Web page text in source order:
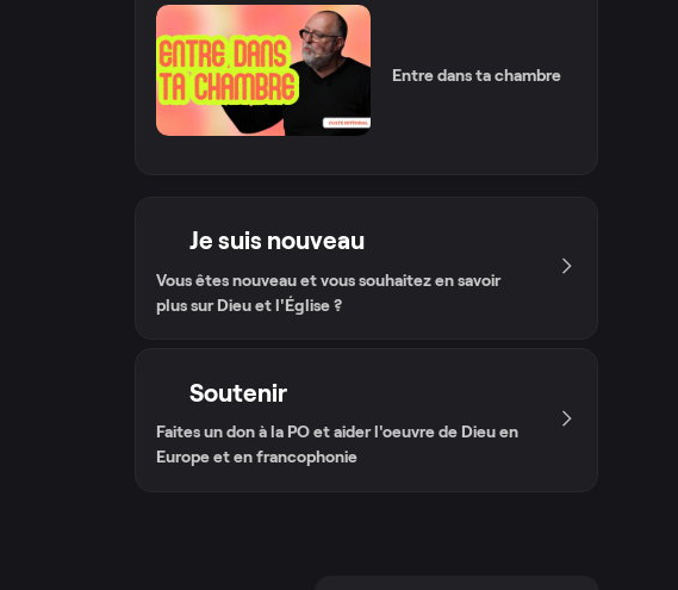
Entre dans ta chambre
Je suis nouveau
Vous êtes nouveau et vous souhaitez en savoir
plus sur Dieu et l'Église ?
Soutenir
Faites un don à la PO et aider l'oeuvre de Dieu en
Europe et en francophonie